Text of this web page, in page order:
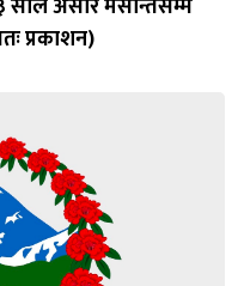
असार मसान्तसम्म
प्रकाशन)